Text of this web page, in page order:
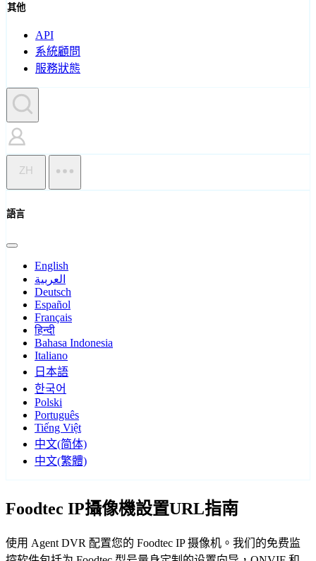
其他
API
系統顧問
服務狀態
ZH
語言
English
العربية
Deutsch
Español
Français
हिन्दी
Bahasa Indonesia
Italiano
日本語
한국어
Polski
Português
Tiếng Việt
中文(简体)
中文(繁體)
Foodtec IP攝像機設置URL指南
使用 Agent DVR 配置您的 Foodtec IP 摄像机。我们的免费监